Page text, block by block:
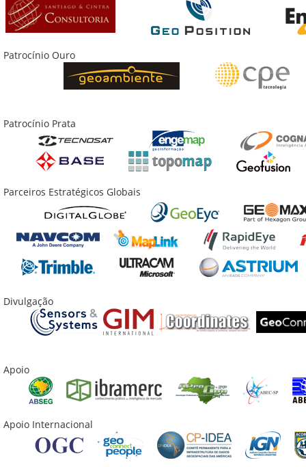
Patrocínio Ouro
Patrocínio Prata
Parceiros Estratégicos Globais
Divulgação
Apoio
Apoio Internacional